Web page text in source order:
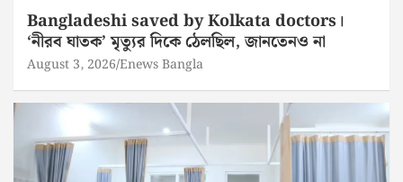
Bangladeshi saved by Kolkata doctors।
‘নীরব ঘাতক’ মৃত্যুর দিকে ঠেলছিল, জানতেনও না
August 3, 2026 Enews Bangla